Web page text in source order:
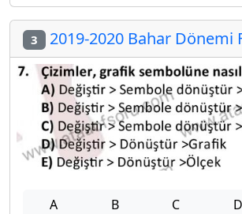
3 2019-2020 Bahar Dönemi
A B C D